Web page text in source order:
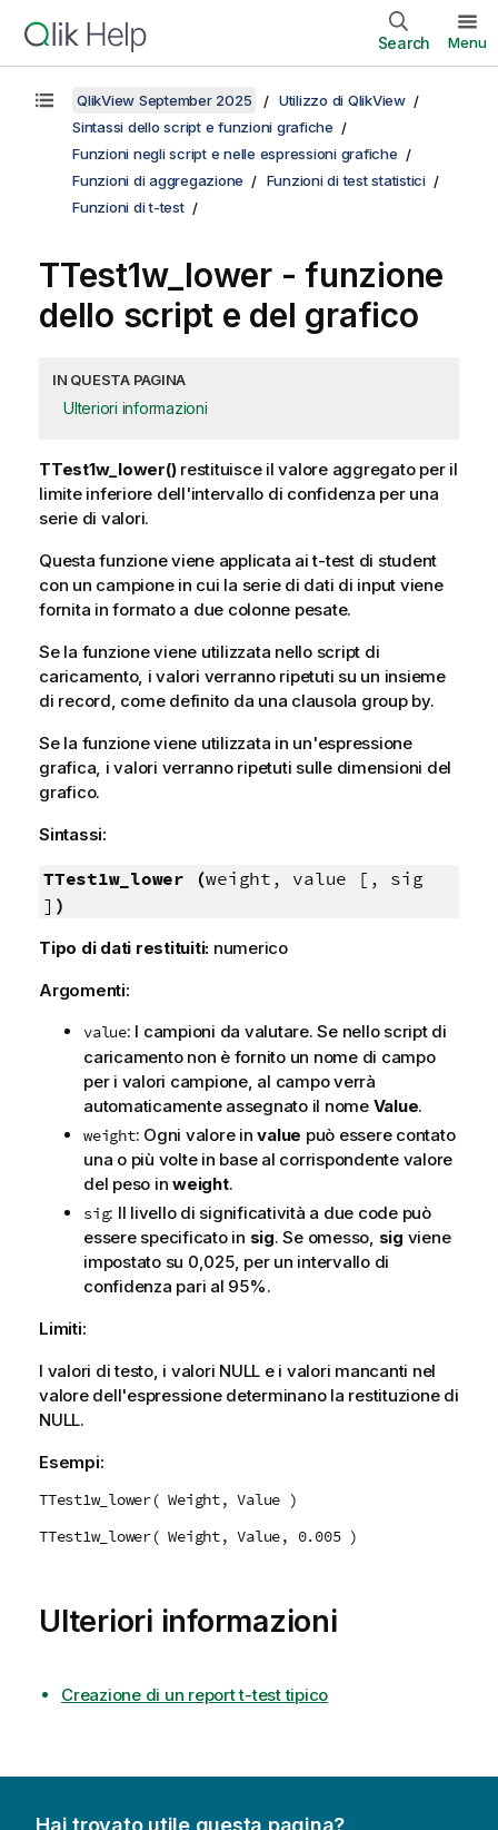
Search Menu
QlikView September 2025
Utilizzo di QlikView
Sintassi dello script e funzioni grafiche
Funzioni negli script e nelle espressioni grafiche
Funzioni di aggregazione
Funzioni di test statistici
Funzioni di t-test
TTest1w_lower- funzione
dello script e del grafico
IN QUESTA PAGINA
Ulteriori informazioni
TTest1w_lower()restituisce il valore aggregato per il
limite inferiore dell'intervallo di confidenza per una
serie di valori.
Questa funzione viene applicata ai t-test di student
con un campione in cui la serie di dati di input viene
fornita in formato a due colonne pesate.
Se la funzione viene utilizzata nello script di
caricamento, i valori verranno ripetuti su un insieme
di record, come definito da una clausola group by.
Se la funzione viene utilizzata in un'espressione
grafica, i valori verranno ripetuti sulle dimensioni del
grafico.
Sintassi:
TTest1w_lower (weight, value [, sig
] )
Tipo di dati restituiti: numerico
Argomenti:
value: I campioni da valutare. Se nello script di
caricamento non è fornito un nome di campo
per i valori campione, al campo verrà
automaticamente assegnato il nome Value.
weight: Ogni valore invalue può essere contato
una o più volte in base al corrispondente valore
del peso in weight.
sig: Il livello di significatività a due code può
essere specificato in sig. Se omesso, sig viene
impostato su 0,025, per un intervallo di
confidenza pari al 95%.
Limiti:
I valori di testo, i valori NULL e i valori mancanti nel
valore dell'espressione determinano la restituzione di
NULL.
Esempi:
TTest1w_lower( Weight, Value )
TTest1w_lower( Weight, Value, 0.005 )
Ulteriori informazioni
Creazione di un report t-test tipico
Hai trovato utile questa pagina?